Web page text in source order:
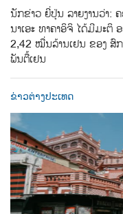
ນັກຂ່າວ ຍີ່ປຸ່ນ ລາຍງານວ່າ:
ນາເອະ ທາຄາອິຈິ ໄດ້ມີມະຕິ
2,42 ໝື່ນລ້ານເຢນ ຂອງ ສົກ
ພັນຕື້ເຢນ
ຂ່າວຕ່າງປະເທດ